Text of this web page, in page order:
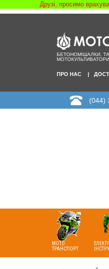
Друзі, просимо
БЕТОНОМІШАЛКИ,
МОТОКУЛЬТИВАТОРИ
ПРО НАС
(044)
МОТО
ТРАНСПОРТ